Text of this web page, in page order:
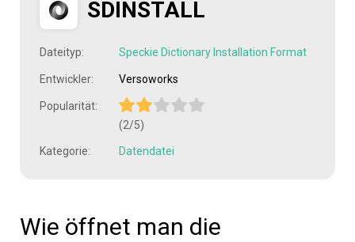
SDINSTALL
Dateityp: Speckie Dictionary Installation Format
Entwickler: Versoworks
Popularität:
(2/5)
Kategorie: Datendatei
Wie öffnet man die